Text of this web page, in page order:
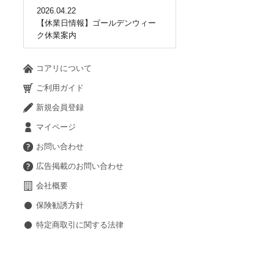
2026.04.22
【休業日情報】ゴールデンウィー
ク休業案内
コアリについて
ご利用ガイド
新規会員登録
マイページ
お問い合わせ
広告掲載のお問い合わせ
会社概要
保険勧誘方針
特定商取引に関する法律